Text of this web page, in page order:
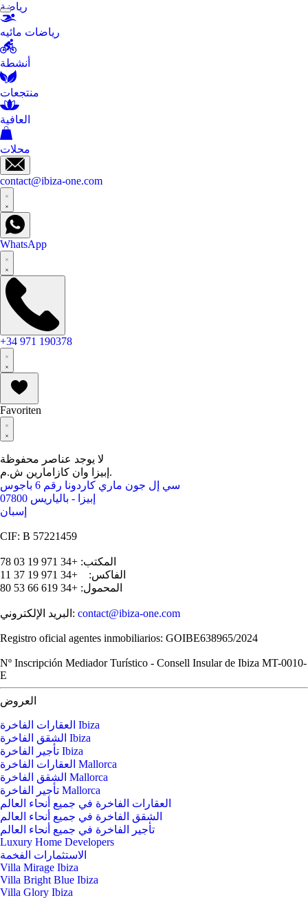
رياضة
رياضات مائيه
أنشطة
منتجعات
العافية
محلات
contact@ibiza-one.com
WhatsApp
+34 971 190378
Favoriten
لا يوجد عناصر محفوظة
إبيزا وان كازامارين ش.م.
سي إل جون ماري كاردونا رقم 6 باجوس
07800 إبيزا - بالياريس
إسبان
CIF: B 57221459
المكتب: +34 971 19 03 78
الفاكس: +34 971 19 37 11
المحمول: +34 619 66 53 80
البريد الإلكتروني: contact@ibiza-one.com
Registro oficial agentes inmobiliarios: GOIBE638965/2024
Nº Inscripción Mediador Turístico - Consell Insular de Ibiza MT-0010-
E
العروض
العقارات الفاخرة Ibiza
الشقق الفاخرة Ibiza
تأجير الفاخرة Ibiza
العقارات الفاخرة Mallorca
الشقق الفاخرة Mallorca
تأجير الفاخرة Mallorca
العقارات الفاخرة في جميع أنحاء العالم
الشقق الفاخرة في جميع أنحاء العالم
تأجير الفاخرة في جميع أنحاء العالم
Luxury Home Developers
الاستثمارات الفخمة
Villa Mirage Ibiza
Villa Bright Blue Ibiza
Villa Glory Ibiza